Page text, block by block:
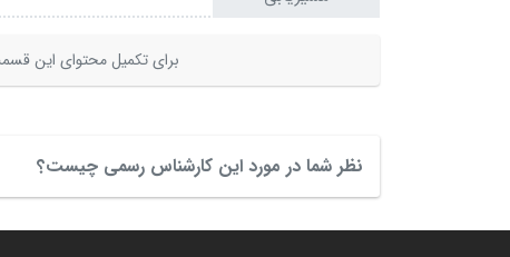
برای تکمیل محتوای این
نظر شما در مورد این کارشناس رسمی چیست؟